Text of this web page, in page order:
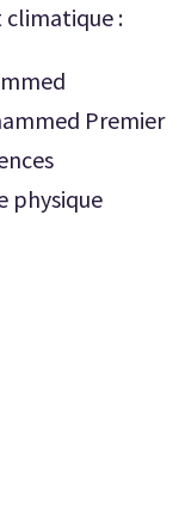
:
Premier
physique